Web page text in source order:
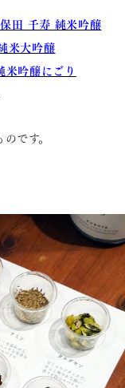
田 千寿 純米吟醸
米大吟醸
米吟醸にごり
です。